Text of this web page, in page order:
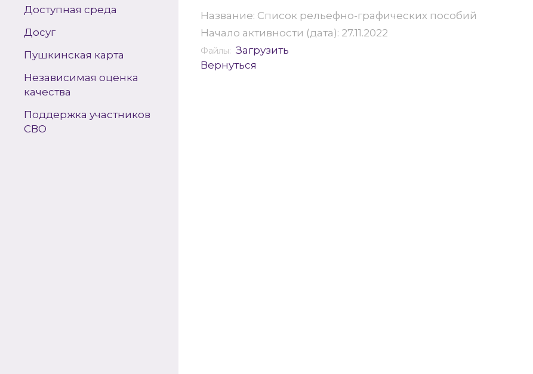
Доступная среда
Досуг
Пушкинская карта
Независимая оценка
качества
Поддержка участников
СВО
Название: Список рельефно-графических пособий
Начало активности (дата): 27.11.2022
Файлы: Загрузить
Вернуться